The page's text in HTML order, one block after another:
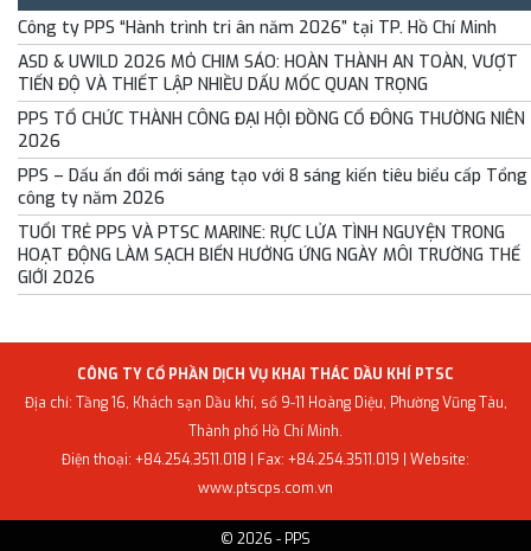
Công ty PPS “Hành trình tri ân năm 2026” tại TP. Hồ Chí Minh
ASD & UWILD 2026 MỎ CHIM SÁO: HOÀN THÀNH AN TOÀN, VƯỢT
TIẾN ĐỘ VÀ THIẾT LẬP NHIỀU DẤU MỐC QUAN TRỌNG
PPS TỔ CHỨC THÀNH CÔNG ĐẠI HỘI ĐỒNG CỔ ĐÔNG THƯỜNG NIÊN
2026
PPS – Dấu ấn đổi mới sáng tạo với 8 sáng kiến tiêu biểu cấp Tổng
công ty năm 2026
TUỔI TRẺ PPS VÀ PTSC MARINE: RỰC LỬA TÌNH NGUYỆN TRONG
HOẠT ĐỘNG LÀM SẠCH BIỂN HƯỞNG ỨNG NGÀY MÔI TRƯỜNG THẾ
GIỚI 2026
CÔNG TY CỔ PHẦN DỊCH VỤ KHAI THÁC DẦU KHÍ PTSC
Địa chỉ: Tầng 16, Khách sạn Dầu khí, số 9-11 Hoàng Diệu, Phường Vũng Tàu,
Thành phố Hồ Chí Minh.
Điện thoại: +84.254.3511.018 | Fax: +84.254.3511.019 | Website:
www.ptscps.com.vn
© 2026 - PPS